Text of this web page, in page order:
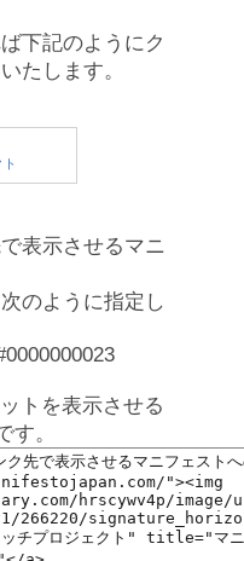
下記のようにク
たします。
表示させるマニ
のように指定し
トを表示させる
す。